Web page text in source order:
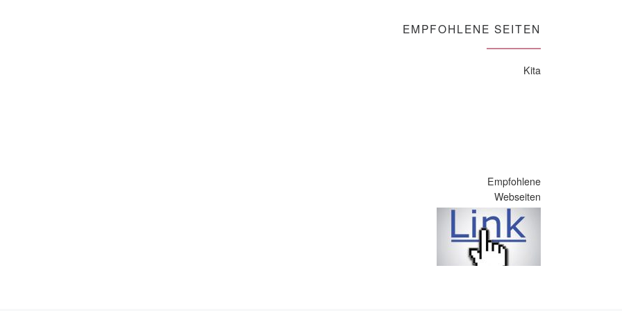
EMPFOHLENE SEITEN
Kita
Empfohlene
Webseiten